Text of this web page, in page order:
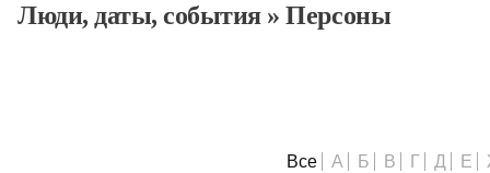
Люди, даты, cобытия»Персоны
Все А Б В Г Д Е